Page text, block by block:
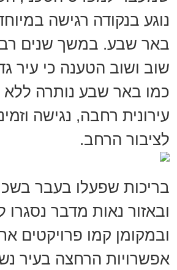
נוגע בנקודה רגישה
באר שבע. במשך שנים
שוב ושוב הטענה כי עיר
כמו באר שבע נותרה ללא
עירונית רחבה, נגישה
לציבור הרחב.
בריכות שפעלו בעבר
ובאזור נאות מדבר נסגרו
ובמקומן קמו פרויקטים
אפשרויות הרחצה בעיר